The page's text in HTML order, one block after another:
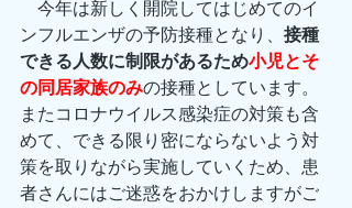
今年は新しく開院してはじめてのイ
ンフルエンザの予防接種となり、 接種
できる人数に制限があるため小児とそ
の同居家族のみの接種としています。
またコロナウイルス感染症の対策も含
めて、できる限り密にならないよう対
策を取りながら実施していくため、患
者さんにはご迷惑をおかけしますがご